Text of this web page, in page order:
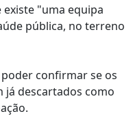
"uma equipa
pública, no terreno
confirmar se os
descartados como